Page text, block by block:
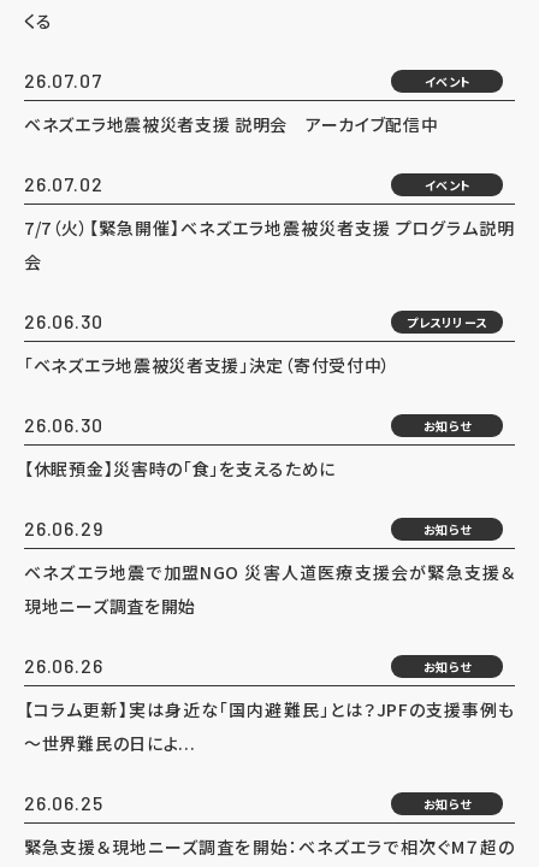
くる
26.07.07 イベント
ベネズエラ地震被災者支援 説明会 アーカイブ配信中
26.07.02 イベント
7/7（火）【緊急開催】ベネズエラ地震被災者支援 プログラム説明
会
26.06.30 プレスリリース
「ベネズエラ地震被災者支援」決定（寄付受付中）
26.06.30 お知らせ
【休眠預金】災害時の「食」を支えるために
26.06.29 お知らせ
ベネズエラ地震で加盟NGO 災害人道医療支援会が緊急支援＆
現地ニーズ調査を開始
26.06.26 お知らせ
【コラム更新】実は身近な「国内避難民」とは？JPFの支援事例も
～世界難民の日によ...
26.06.25 お知らせ
緊急支援＆現地ニーズ調査を開始：ベネズエラで相次ぐM７超の